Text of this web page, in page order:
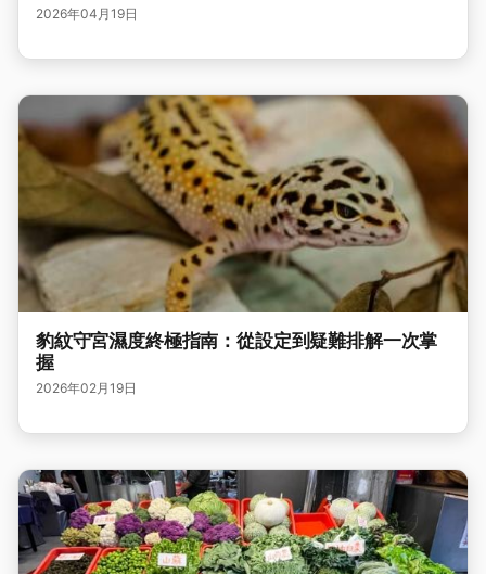
2026年04月19日
豹紋守宮濕度終極指南：從設定到疑難排解一次掌
握
2026年02月19日